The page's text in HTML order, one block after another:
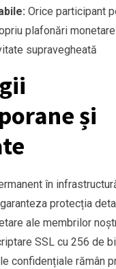
Orice participant
plafonări
supravegheată
și
în
protecția
ale membrilor
SSL cu 256 de
confidențiale rămân